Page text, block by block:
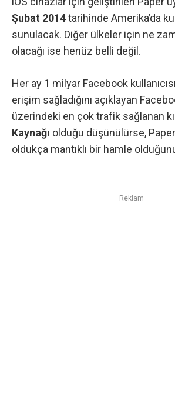
Şubat 2014tarihinde Amerika’da
sunulacak. Diğer ülkeler için ne
olacağı ise henüz belli değil.
Her ay 1 milyar Facebook
erişim sağladığını açıklayan
üzerindeki en çok trafik sağlanan
Kaynağı olduğu düşünülürse,
oldukça mantıklı bir hamle
Reklam